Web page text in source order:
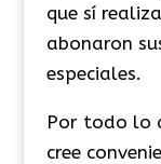
que sí
abonaron
especiales.
Por todo lo
cree